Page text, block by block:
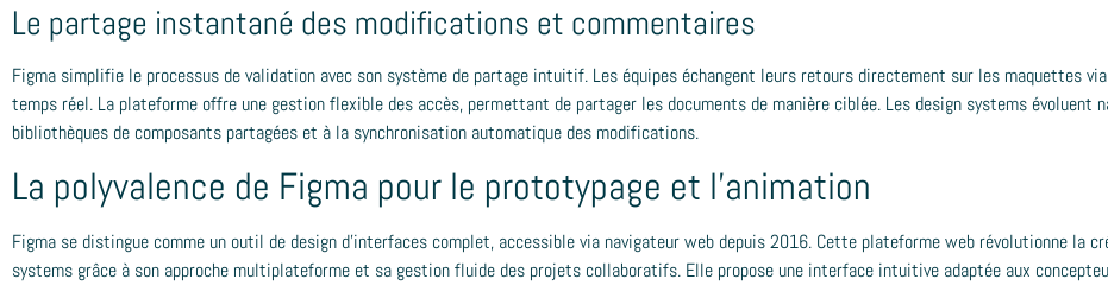
Le partage instantané des modifications et commentaires
Figma simplifie le processus de validation avec son système de partage intuitif. Les équipes échangent leurs retours directement sur les maquettes
temps réel. La plateforme offre une gestion flexible des accès, permettant de partager les documents de manière ciblée. Les design systems évoluent
bibliothèques de composants partagées et à la synchronisation automatique des modifications.
La polyvalence de Figma pour le prototypage et l'animation
Figma se distingue comme un outil de design d'interfaces complet, accessible via navigateur web depuis 2016. Cette plateforme web révolutionne la
systems grâce à son approche multiplateforme et sa gestion fluide des projets collaboratifs. Elle propose une interface intuitive adaptée aux